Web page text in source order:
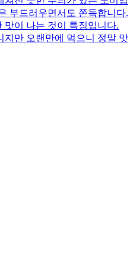
부드러우면서도 쫀득합니다.
맛이 나는 것이 특징입니다.
지만 오랜만에 먹으니 정말 맛